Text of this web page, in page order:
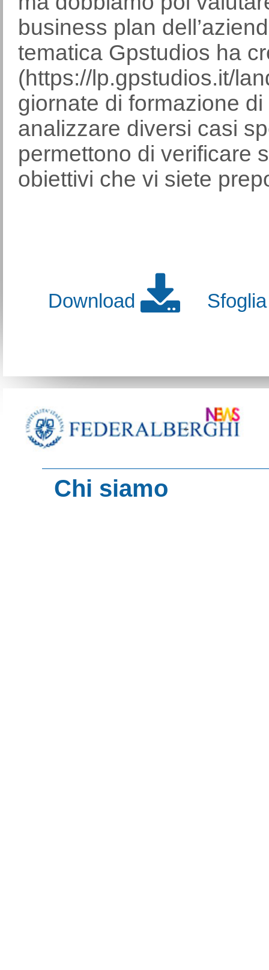
business plan
tematica Gpstudios ha
(https://lp.gpstudios.it/
giornate di formazione
analizzare diversi casi
permettono di verificare
obiettivi che vi siete
Download
-
Chi siamo